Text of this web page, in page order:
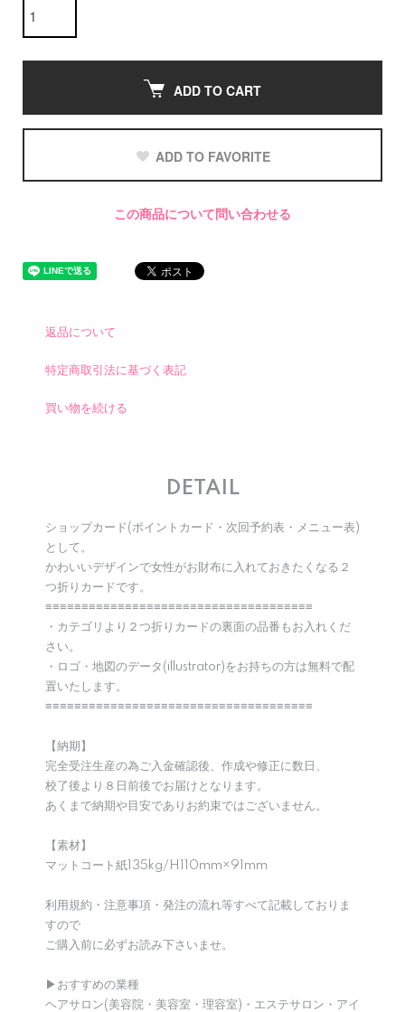
ADD TO CART
ADD TO FAVORITE
この商品について問い合わせる
返品について
特定商取引法に基づく表記
買い物を続ける
DETAIL
ショップカード(ポイントカード・次回予約表・メニュー表)
として。
かわいいデザインで女性がお財布に入れておきたくなる２
つ折りカードです。
≡≡≡≡≡≡≡≡≡≡≡≡≡≡≡≡≡≡≡≡≡≡≡≡≡≡≡≡≡≡≡≡≡≡≡≡≡
・カテゴリより２つ折りカードの裏面の品番もお入れくだ
さい。
・ロゴ・地図のデータ(illustrator)をお持ちの方は無料で配
置いたします。
≡≡≡≡≡≡≡≡≡≡≡≡≡≡≡≡≡≡≡≡≡≡≡≡≡≡≡≡≡≡≡≡≡≡≡≡≡
【納期】
完全受注生産の為ご入金確認後、作成や修正に数日、
校了後より８日前後でお届けとなります。
あくまで納期や目安でありお約束ではございません。
【素材】
マットコート紙135kg/H110mm×91mm
利用規約・注意事項・発注の流れ等すべて記載しておりま
すので
ご購入前に必ずお読み下さいませ。
▶︎おすすめの業種
ヘアサロン(美容院・美容室・理容室)・エステサロン・アイ